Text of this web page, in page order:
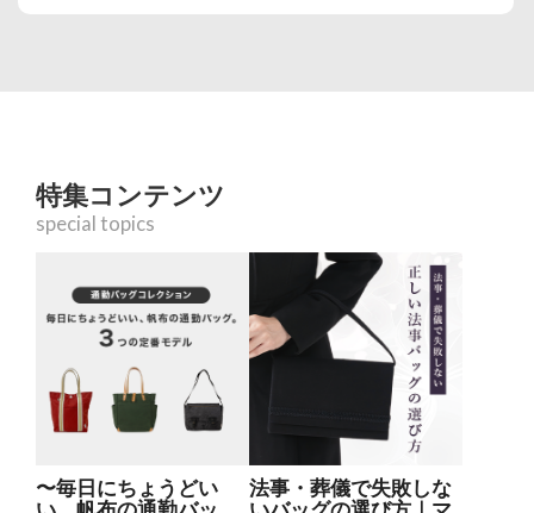
特集コンテンツ
special topics
〜毎日にちょうどい
法事・葬儀で失敗しな